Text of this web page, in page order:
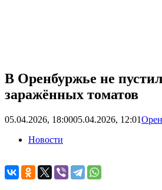
В Оренбуржье не
заражённых томатов
05.04.2026, 18:0005.04.2026, 12:01
Новости